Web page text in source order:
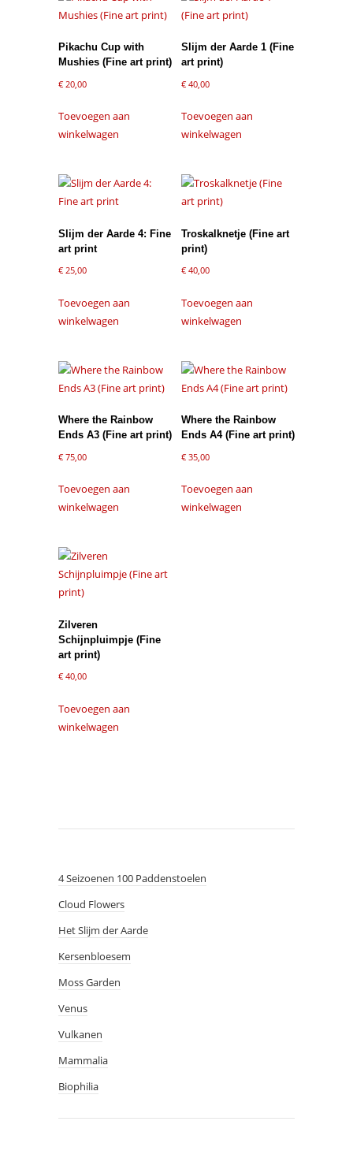
Pikachu Cup with
Mushies (Fine art print)
€ 20,00
Toevoegen aan
winkelwagen
Slijm der Aarde 1 (Fine
art print)
€ 40,00
Toevoegen aan
winkelwagen
Slijm der Aarde 4: Fine
art print
€ 25,00
Toevoegen aan
winkelwagen
Troskalknetje (Fine art
print)
€ 40,00
Toevoegen aan
winkelwagen
Where the Rainbow
Ends A3 (Fine art print)
€ 75,00
Toevoegen aan
winkelwagen
Where the Rainbow
Ends A4 (Fine art print)
€ 35,00
Toevoegen aan
winkelwagen
Zilveren
Schijnpluimpje (Fine
art print)
€ 40,00
Toevoegen aan
winkelwagen
4 Seizoenen 100 Paddenstoelen
Cloud Flowers
Het Slijm der Aarde
Kersenbloesem
Moss Garden
Venus
Vulkanen
Mammalia
Biophilia